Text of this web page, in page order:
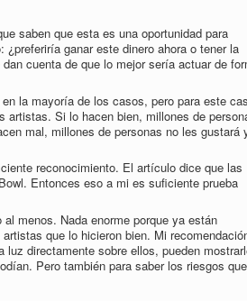
saben que esta es una oportunidad para
ganar este dinero ahora o tener la
cuenta de que lo mejor sería actuar de
la mayoría de los casos, pero para este
artistas. Si lo hacen bien, millones de
mal, millones de personas no les gustará
reconocimiento. El artículo dice que las
Entonces eso a mi es suficiente prueba
menos. Nada enorme porque ya están
que lo hicieron bien. Mi
directamente sobre ellos, pueden
Pero también para saber los riesgos que